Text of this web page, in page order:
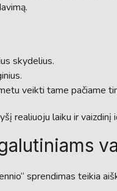
skydelius.
veikti tame pačiame
realiuoju laiku ir
sprendimas teikia